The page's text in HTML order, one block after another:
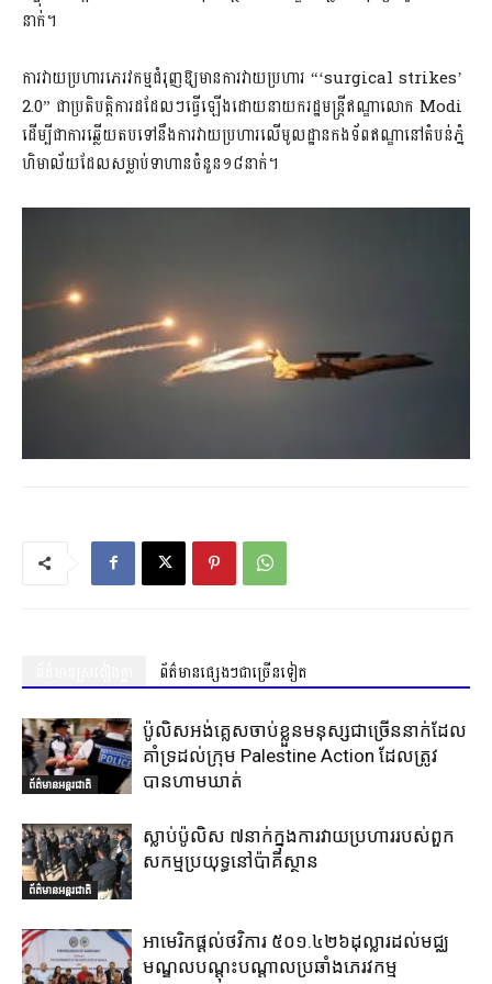
នាក់។
ការវាយប្រហារភេរវកម្មជំរុញឱ្យមានការវាយប្រហារ “‘surgical strikes’
2.0” ជាប្រតិបត្តិការដដែលៗធ្វើឡើងដោយនាយក​រដ្ឋមន្ត្រី​ឥណ្ឌា​​លោក Modi
ដើម្បីជាការឆ្លើយតបទៅនឹងការវាយប្រហារលើមូលដ្ឋានកងទ័ពឥណ្ឌា​នៅតំបន់ភ្នំ​
ហិមាល័យដែលសម្លាប់ទាហានចំនួន១៨នាក់។
ព័ត៌មានផ្សេងៗជាច្រើនទៀត
ព័ត៌មានអន្តរជាតិ
ប៉ូលិសអង់គ្លេសចាប់ខ្លួនមនុស្សជាច្រើននាក់ដែល
គាំទ្រដល់ក្រុម Palestine Action ដែលត្រូវ
បានហាមឃាត់
ព័ត៌មានអន្តរជាតិ
ស្លាប់ប៉ូលិស ៧នាក់ក្នុងការវាយប្រហាររបស់ពួក
សកម្មប្រយុទ្ធនៅប៉ាគីស្ថាន
អាមេរិកផ្តល់ថវិការ ៥០១.៤២៦ដុល្លារដល់មជ្ឈ
មណ្ឌលបណ្តុះបណ្តាលប្រឆាំងភេរវកម្ម